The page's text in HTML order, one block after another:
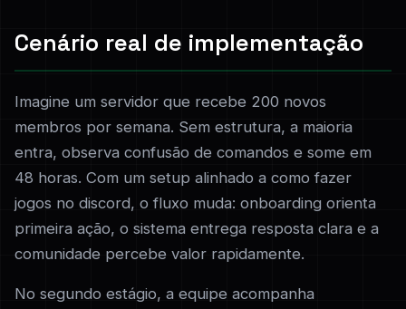
Cenário real de implementação
Imagine um servidor que recebe 200 novos
membros por semana. Sem estrutura, a maioria
entra, observa confusão de comandos e some em
48 horas. Com um setup alinhado a como fazer
jogos no discord, o fluxo muda: onboarding orienta
primeira ação, o sistema entrega resposta clara e a
comunidade percebe valor rapidamente.
No segundo estágio, a equipe acompanha